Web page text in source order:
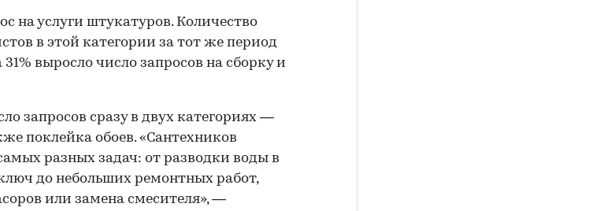
на услуги штукатуров. Количество
в этой категории за тот же период
выросло число запросов на сборку и
запросов сразу в двух категориях —
поклейка обоев. «Сантехников
разных задач: от разводки воды в
до небольших ремонтных работ,
или замена смесителя», —